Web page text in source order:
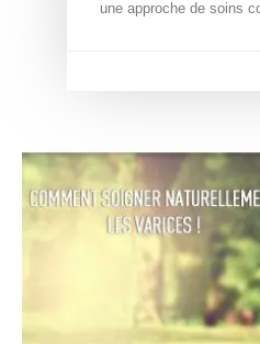
une approche de soins